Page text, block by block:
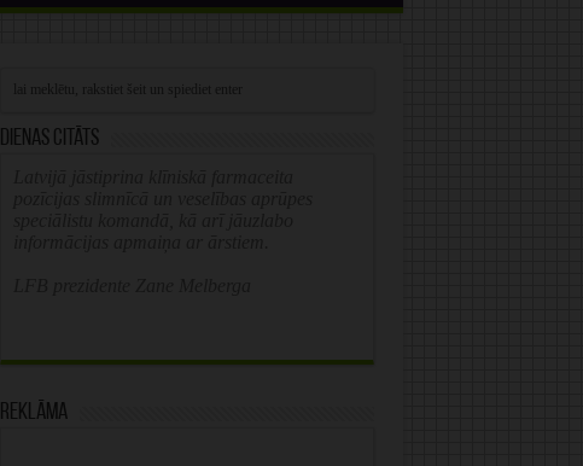
Dienas citāts
Reklāma